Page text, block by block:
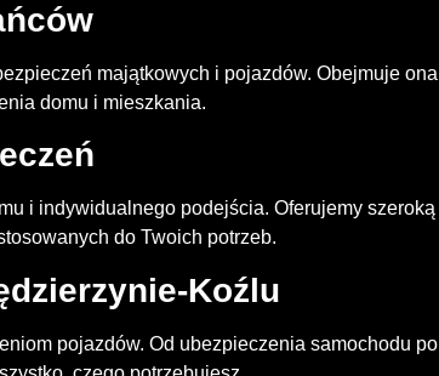
majątkowych i pojazdów. Obejmuje ona
domu i mieszkania.
i indywidualnego podejścia. Oferujemy szeroką
do Twoich potrzeb.
Koźlu
pojazdów. Od ubezpieczenia samochodu po